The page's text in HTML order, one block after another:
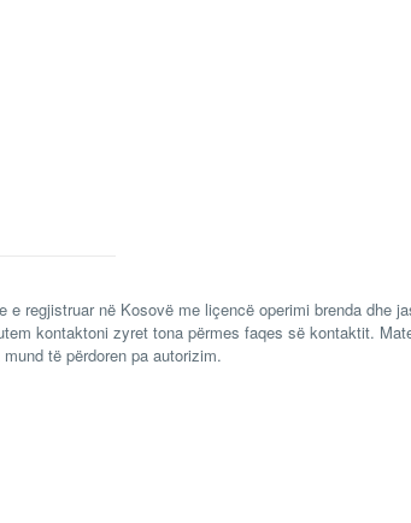
e regjistruar në Kosovë me liçencë operimi brenda dhe
kontaktoni zyret tona përmes faqes së kontaktit.
të përdoren pa autorizim.